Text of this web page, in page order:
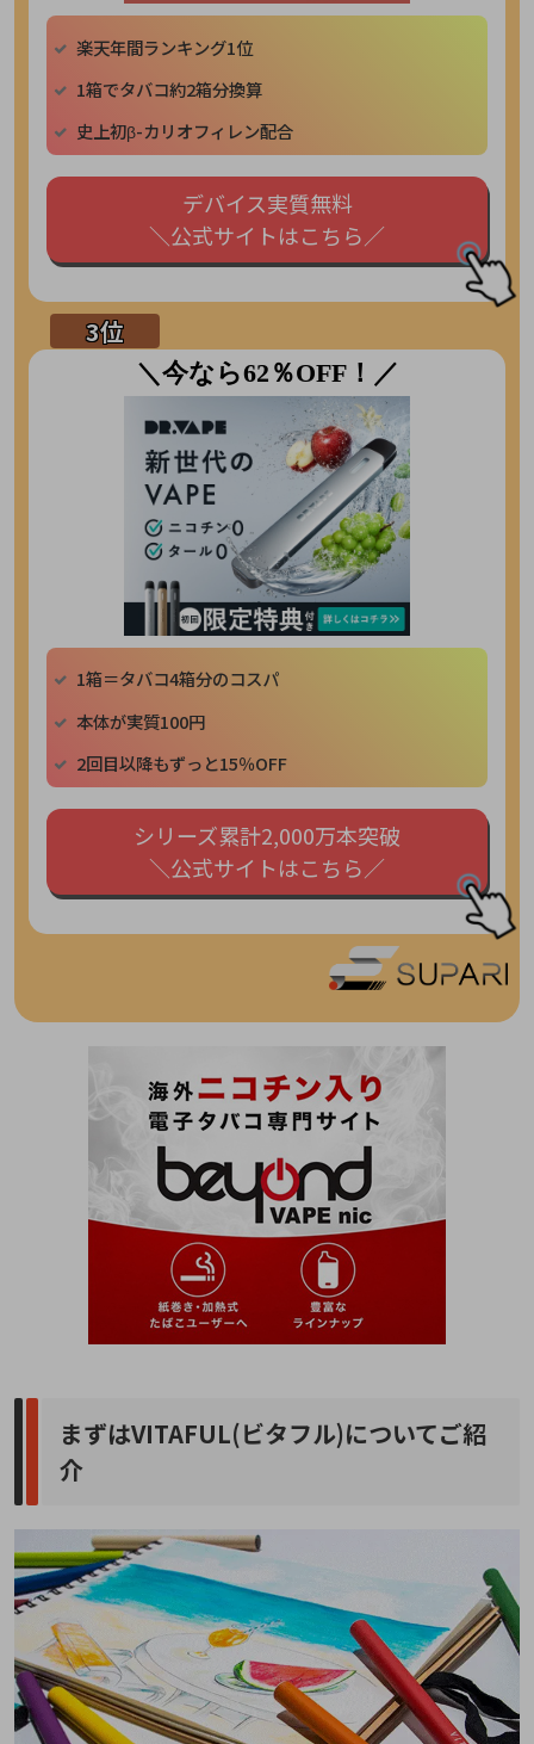
楽天年間ランキング1位
1箱でタバコ約2箱分換算
史上初β-カリオフィレン配合
デバイス実質無料
＼公式サイトはこちら／
＼今なら62％OFF！／
1箱＝タバコ4箱分のコスパ
本体が実質100円
2回目以降もずっと15％OFF
シリーズ累計2,000万本突破
＼公式サイトはこちら／
まずはVITAFUL(ビタフル)についてご紹
介